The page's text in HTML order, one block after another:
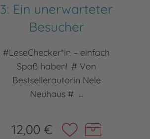
3: Ein unerwarteter
Besucher
#LeseChecker*in – einfach
Spaß haben! # Von
Bestsellerautorin Nele
Neuhaus # ...
12,00 €